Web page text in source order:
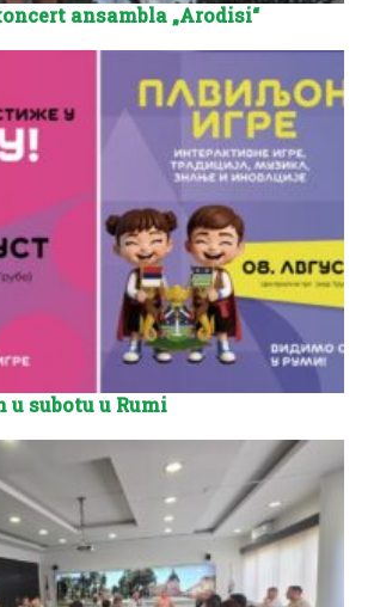
ansambla „Arodisi“
u subotu u Rumi